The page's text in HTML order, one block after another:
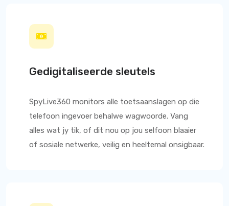
Gedigitaliseerde sleutels
SpyLive360 monitors alle toetsaanslagen op die
telefoon ingevoer behalwe wagwoorde. Vang
alles wat jy tik, of dit nou op jou selfoon blaaier
of sosiale netwerke, veilig en heeltemal onsigbaar.